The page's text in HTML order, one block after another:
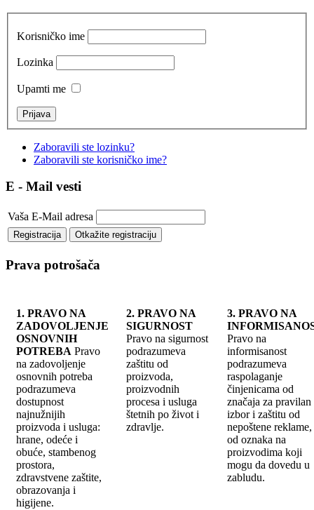
Korisničko ime
Lozinka
Upamti me
Zaboravili ste lozinku?
Zaboravili ste korisničko ime?
E - Mail vesti
Vaša E-Mail adresa
Prava potrošača
1. PRAVO NA
ZADOVOLJENJE
OSNOVNIH
POTREBA Pravo
na zadovoljenje
osnovnih potreba
podrazumeva
dostupnost
najnužnijih
proizvoda i usluga:
hrane, odeće i
obuće, stambenog
prostora,
zdravstvene zaštite,
obrazovanja i
higijene.
2. PRAVO NA
SIGURNOST
Pravo na sigurnost
podrazumeva
zaštitu od
proizvoda,
proizvodnih
procesa i usluga
štetnih po život i
zdravlje.
3. PRAVO NA
Pravo na
informisanost
podrazumeva
raspolaganje
činjenicama od
značaja za pravilan
izbor i zaštitu od
nepoštene
od oznaka na
proizvodima koji
mogu da dovedu u
zabludu.